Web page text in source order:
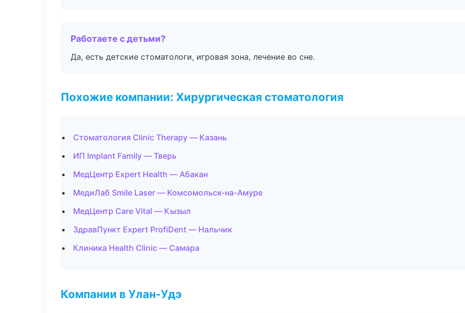
Работаете с детьми?
Да, есть детские стоматологи, игровая зона, лечение во сне.
Похожие компании: Хирургическая стоматология
Стоматология Clinic Therapy — Казань
ИП Implant Family — Тверь
МедЦентр Expert Health — Абакан
МедиЛаб Smile Laser — Комсомольск-на-Амуре
МедЦентр Care Vital — Кызыл
ЗдравПункт Expert ProfiDent — Нальчик
Клиника Health Clinic — Самара
Компании в Улан-Удэ